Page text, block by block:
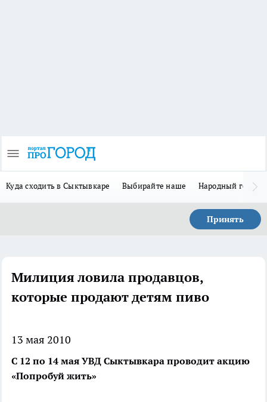
Куда сходить в Сыктывкаре Выбирайте наше Народный герой
Принять
Милиция ловила продавцов,
которые продают детям пиво
13 мая 2010
С 12 по 14 мая УВД Сыктывкара проводит акцию
«Попробуй жить»